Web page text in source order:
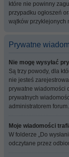
które nie powinny
przypadku ogłoszeń
wątków przyklejonych
Prywatne
Nie mogę wysyłać
Są trzy powody, dla
nie jesteś
prywatne wiadomości
prywatnych
administratorem forum.
Moje wiadomości
W folderze „Do
odczytane przez